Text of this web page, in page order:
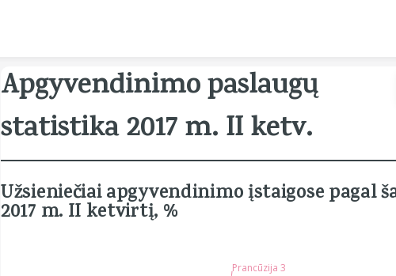
Apgyvendinimo paslaugų
statistika 2017 m. II ketv.
Užsieniečiai apgyvendini­mo įstaigose pagal
2017 m. II ketvirtį, %
Prancūzija 3